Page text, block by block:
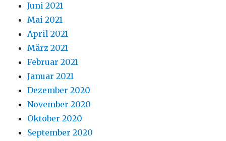
Juni 2021
Mai 2021
April 2021
März 2021
Februar 2021
Januar 2021
Dezember 2020
November 2020
Oktober 2020
September 2020